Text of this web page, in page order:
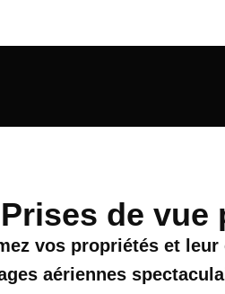
Prises de vue
vos propriétés et leur
aériennes